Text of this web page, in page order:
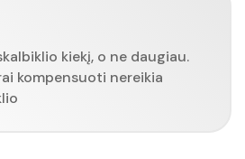
kiekį, o ne daugiau.
kompensuoti nereikia